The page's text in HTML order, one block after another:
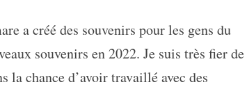
a créé des souvenirs pour les gens du
souvenirs en 2022. Je suis très fier de
la chance d’avoir travaillé avec des